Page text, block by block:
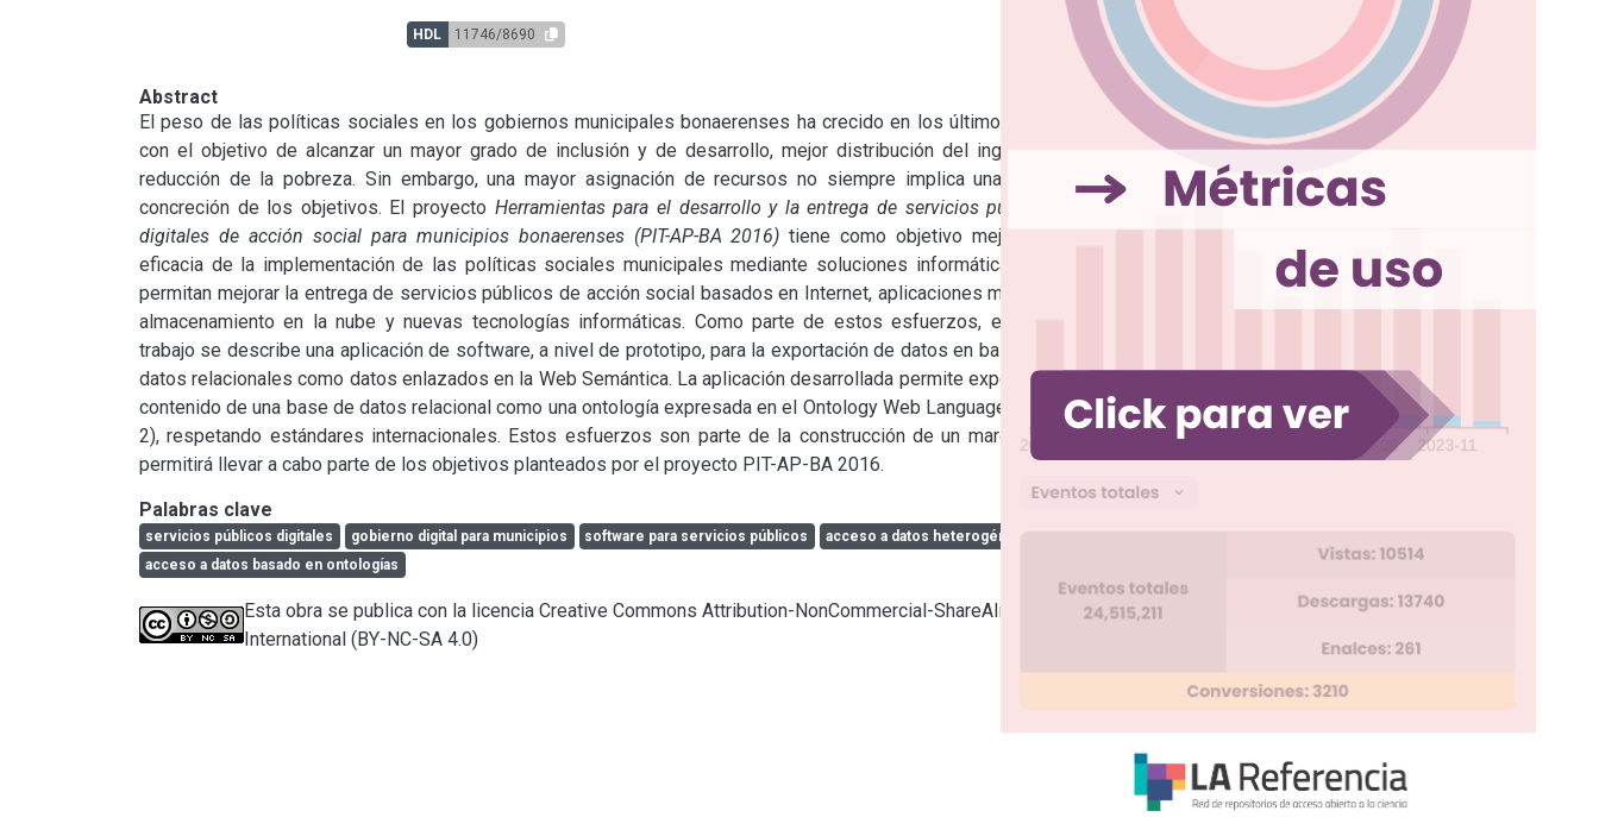
HDL 11746/8690
Abstract
El peso de las políticas sociales en los gobiernos municipales bonaerenses ha crecido en los últimos años
con el objetivo de alcanzar un mayor grado de inclusión y de desarrollo, mejor distribución del ingreso y
reducción de la pobreza. Sin embargo, una mayor asignación de recursos no siempre implica una mejor
concreción de los objetivos. El proyecto Herramientas para el desarrollo y la entrega de servicios públicos
digitales de acción social para municipios bonaerenses (PIT-AP-BA 2016) tiene como objetivo mejorar la
eficacia de la implementación de las políticas sociales municipales mediante soluciones informáticas que
permitan mejorar la entrega de servicios públicos de acción social basados en Internet, aplicaciones móviles,
almacenamiento en la nube y nuevas tecnologías informáticas. Como parte de estos esfuerzos, en este
trabajo se describe una aplicación de software, a nivel de prototipo, para la exportación de datos en bases de
datos relacionales como datos enlazados en la Web Semántica. La aplicación desarrollada permite exportar el
contenido de una base de datos relacional como una ontología expresada en el Ontology Web Language (OWL
2), respetando estándares internacionales. Estos esfuerzos son parte de la construcción de un marco que
permitirá llevar a cabo parte de los objetivos planteados por el proyecto PIT-AP-BA 2016.
Palabras clave
servicios públicos digitales gobierno digital para municipios software para servicios públicos
acceso a datos heterogéneos
acceso a datos basado en ontologías
Esta obra se publica con la licencia Creative Commons Attribution-NonCommercial-ShareAlike 4.0
International (BY-NC-SA 4.0)